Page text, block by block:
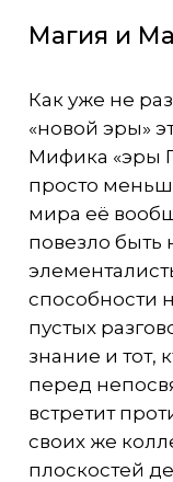
Магия и
Как уже не
«новой эры»
Мифика «эры
просто
мира её
повезло быть
способности
пустых
знание и тот,
перед
встретит
своих же
плоскостей